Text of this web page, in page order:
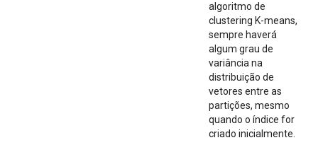
algoritmo de
clustering K-means,
sempre haverá
algum grau de
variância na
distribuição de
vetores entre as
partições, mesmo
quando o índice for
criado inicialmente.